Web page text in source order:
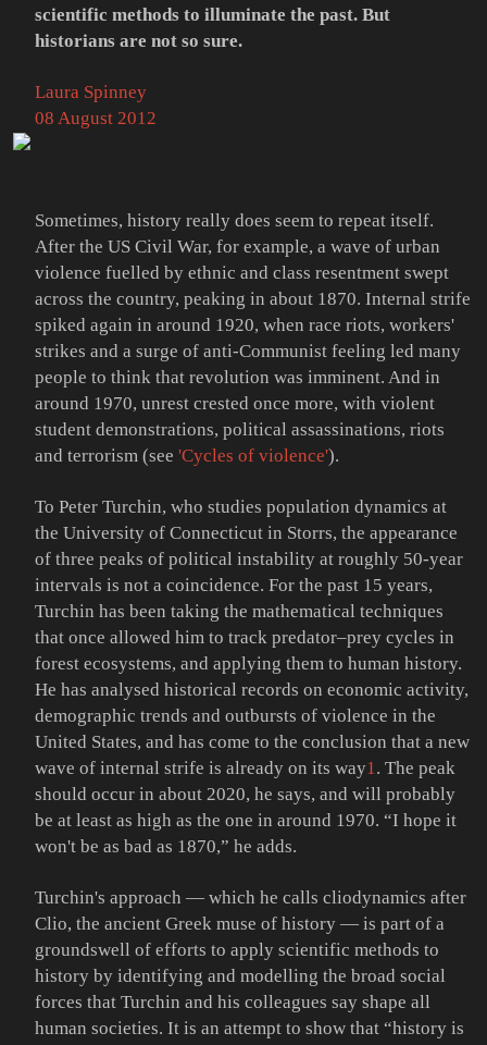
scientific methods to illuminate the past. But
historians are not so sure.
Laura Spinney
08 August 2012
Sometimes, history really does seem to repeat itself.
After the US Civil War, for example, a wave of urban
violence fuelled by ethnic and class resentment swept
across the country, peaking in about 1870. Internal strife
spiked again in around 1920, when race riots, workers'
strikes and a surge of anti-Communist feeling led many
people to think that revolution was imminent. And in
around 1970, unrest crested once more, with violent
student demonstrations, political assassinations, riots
and terrorism (see 'Cycles of violence').
To Peter Turchin, who studies population dynamics at
the University of Connecticut in Storrs, the appearance
of three peaks of political instability at roughly 50-year
intervals is not a coincidence. For the past 15 years,
Turchin has been taking the mathematical techniques
that once allowed him to track predator–prey cycles in
forest ecosystems, and applying them to human history.
He has analysed historical records on economic activity,
demographic trends and outbursts of violence in the
United States, and has come to the conclusion that a new
wave of internal strife is already on its way1 . The peak
should occur in about 2020, he says, and will probably
be at least as high as the one in around 1970. “I hope it
won't be as bad as 1870,” he adds.
Turchin's approach — which he calls cliodynamics after
Clio, the ancient Greek muse of history — is part of a
groundswell of efforts to apply scientific methods to
history by identifying and modelling the broad social
forces that Turchin and his colleagues say shape all
human societies. It is an attempt to show that “history is